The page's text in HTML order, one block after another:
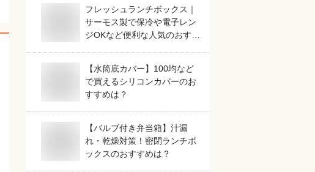
フレッシュランチボックス｜
サーモス製で保冷や電子レン
ジOKなど便利な人気のおすす
【水筒底カバー】100均など
で買えるシリコンカバーのお
すすめは？
【バルブ付き弁当箱】汁漏
れ・乾燥対策！密閉ランチボ
ックスのおすすめは？